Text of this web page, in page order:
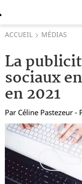
ACCUEIL MÉDIAS
La
sociaux
en 2021
Par Céline Pastezeur -